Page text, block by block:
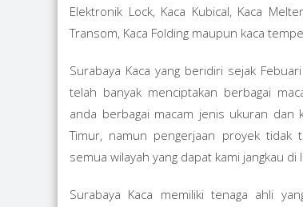
Elektronik Lock, Kaca Kubical, Kaca
Transom, Kaca Folding maupun kaca
Surabaya Kaca yang beridiri sejak
telah banyak menciptakan berbagai
anda berbagai macam jenis ukuran dan
Timur, namun pengerjaan proyek tidak
semua wilayah yang dapat kami jangkau di
Surabaya Kaca memiliki tenaga ahli